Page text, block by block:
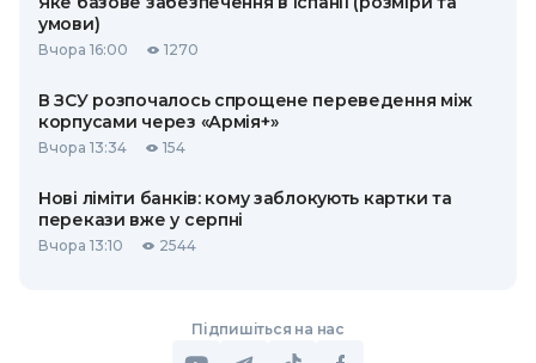
умови)
Вчора 16:00 1270
В ЗСУ розпочалось спрощене переведення між
корпусами через «Армія+»
Вчора 13:34 154
Нові ліміти банків: кому заблокують картки та
перекази вже у серпні
Вчора 13:10 2544
Підпишіться на нас